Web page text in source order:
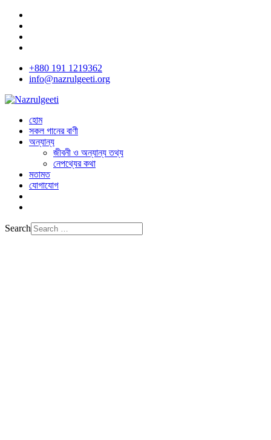
+880 191 1219362
info@nazrulgeeti.org
হোম
সকল গানের বাণী
অন্যান্য
জীবনী ও অন্যান্য তথ্য
নেপথ্যের কথা
মতামত
যোগাযোগ
Search